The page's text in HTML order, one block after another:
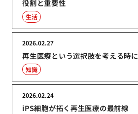
役割と重要性
生活
再生医療という選択肢を考える時に
2026.02.27
知識
iPS細胞が拓く再生医療の最前線
2026.02.24